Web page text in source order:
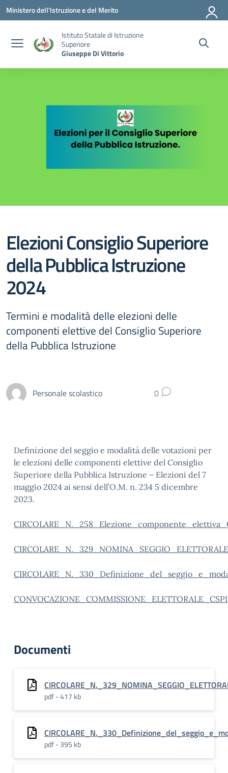
Vai ai contenuti
Vai al menu di navigazione
Vai al footer
Ministero dell'Istruzione e del Merito
Istituto Statale di Istruzione
Superiore
Giuseppe Di Vittorio
Elezioni Consiglio Superiore
della Pubblica Istruzione
2024
Termini e modalità delle elezioni delle
componenti elettive del Consiglio Superiore
della Pubblica Istruzione
Personale scolastico 0
Definizione del seggio e modalità delle votazioni per
le elezioni delle componenti elettive del Consiglio
Superiore della Pubblica Istruzione – Elezioni del 7
maggio 2024 ai sensi dell’O.M. n. 234 5 dicembre
2023.
CIRCOLARE_N._329_NOMINA_SEGGIO_ELETTORALE
CONVOCAZIONE_COMMISSIONE_ELETTORALE_CSPI
Documenti
pdf - 417 kb
pdf - 395 kb